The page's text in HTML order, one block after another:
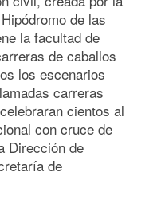
de las
la facultad de
de caballos
los escenarios
carreras
cientos al
con cruce de
Dirección de
de